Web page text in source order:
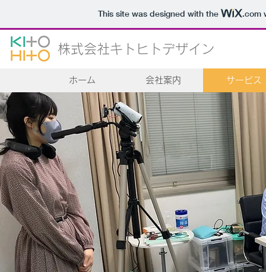
This site was designed with the .com
株式会社キトヒトデザイン
ホーム 会社案内 サービス